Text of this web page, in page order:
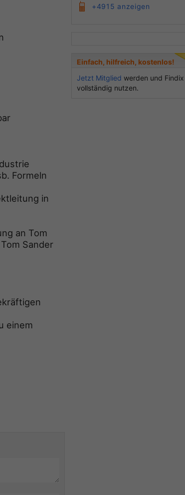
Formeln
in
an Tom
Sander
einem
+4915 anzeigen
Einfach, hilfreich, kostenlos!
Jetzt Mitglied werden und Findix
vollständig nutzen.